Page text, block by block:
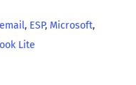
email, ESP, Microsoft,
Lite